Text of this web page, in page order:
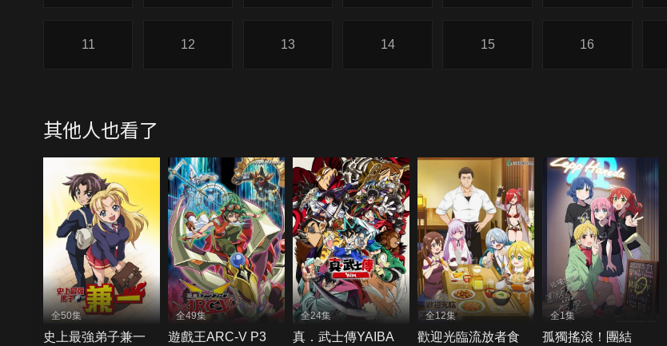
11 12 13 14 15 16
其他人也看了
全50集
史上最強弟子兼一
全49集
遊戲王ARC-V P3
全24集
真．武士傳YAIBA
全12集
歡迎光臨流放者食
全1集
孤獨搖滾！團結